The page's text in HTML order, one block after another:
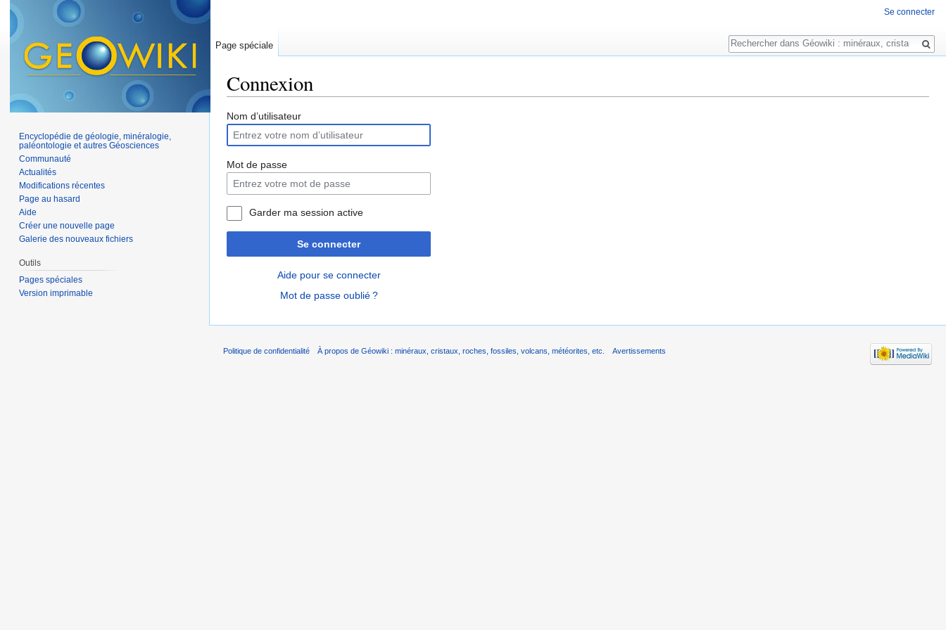
Connexion
Nom d’utilisateur
Mot de passe
Garder ma session active
Se connecter
Aide pour se connecter
Mot de passe oublié ?
Se connecter
Page spéciale
Rechercher
Encyclopédie de géologie, minéralogie,
paléontologie et autres Géosciences
Communauté
Actualités
Modifications récentes
Page au hasard
Aide
Créer une nouvelle page
Galerie des nouveaux fichiers
Outils
Pages spéciales
Version imprimable
Politique de confidentialité À propos de Géowiki : minéraux, cristaux, roches, fossiles, volcans, météorites, etc. Avertissements